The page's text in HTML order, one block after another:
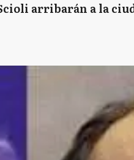
arribarán a la